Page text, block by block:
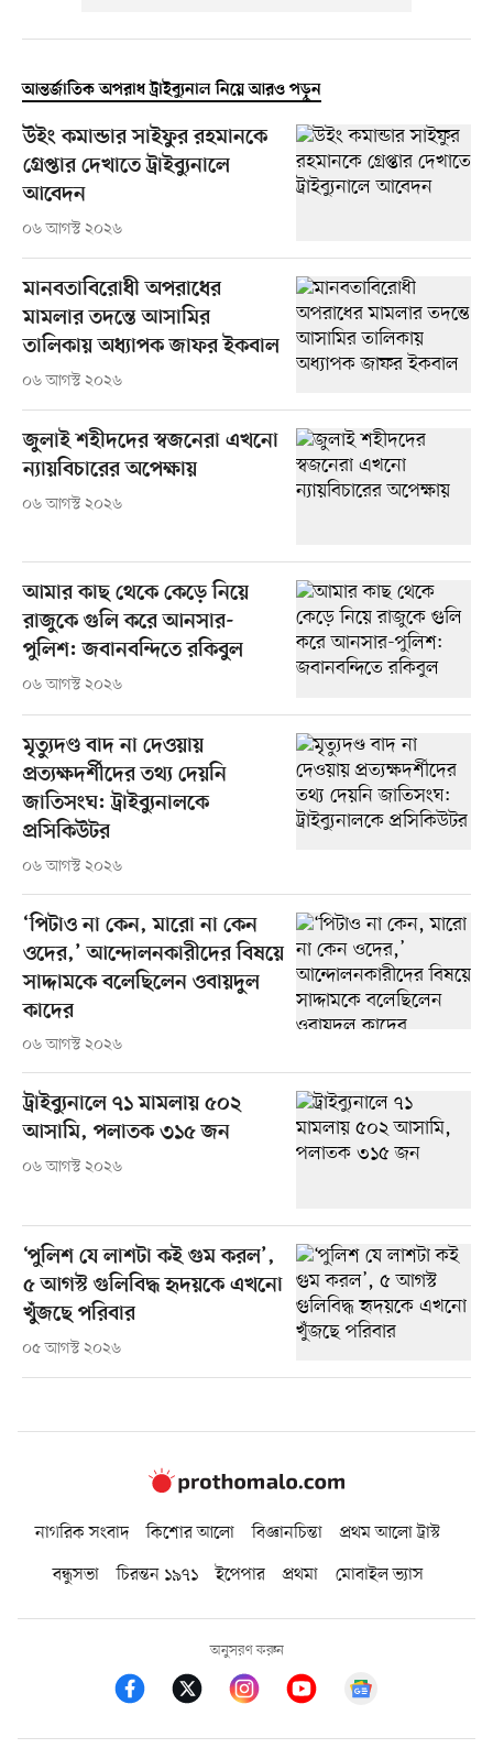
আন্তর্জাতিক অপরাধ ট্রাইব্যুনাল নিয়ে আরও পড়ুন
উইং কমান্ডার সাইফুর রহমানকে
গ্রেপ্তার দেখাতে ট্রাইব্যুনালে
আবেদন
০৬ আগস্ট ২০২৬
মানবতাবিরোধী অপরাধের
মামলার তদন্তে আসামির
তালিকায় অধ্যাপক জাফর ইকবাল
০৬ আগস্ট ২০২৬
জুলাই শহীদদের স্বজনেরা এখনো
ন্যায়বিচারের অপেক্ষায়
০৬ আগস্ট ২০২৬
আমার কাছ থেকে কেড়ে নিয়ে
রাজুকে গুলি করে আনসার-
পুলিশ: জবানবন্দিতে রকিবুল
০৬ আগস্ট ২০২৬
মৃত্যুদণ্ড বাদ না দেওয়ায়
প্রত্যক্ষদর্শীদের তথ্য দেয়নি
জাতিসংঘ: ট্রাইব্যুনালকে
প্রসিকিউটর
০৬ আগস্ট ২০২৬
‘পিটাও না কেন, মারো না কেন
ওদের,’ আন্দোলনকারীদের বিষয়ে
সাদ্দামকে বলেছিলেন ওবায়দুল
কাদের
০৬ আগস্ট ২০২৬
ট্রাইব্যুনালে ৭১ মামলায় ৫০২
আসামি, পলাতক ৩১৫ জন
০৬ আগস্ট ২০২৬
‘পুলিশ যে লাশটা কই গুম করল’,
৫ আগস্ট গুলিবিদ্ধ হৃদয়কে এখনো
খুঁজছে পরিবার
০৫ আগস্ট ২০২৬
নাগরিক সংবাদ কিশোর আলো বিজ্ঞানচিন্তা
প্রথম আলো ট্রাস্ট
বন্ধুসভা
চিরন্তন ১৯৭১ ইপেপার প্রথমা মোবাইল ভ্যাস
অনুসরণ করুন